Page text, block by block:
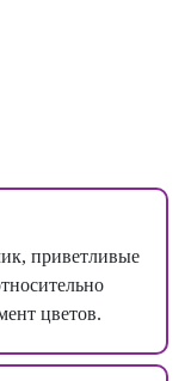
приветливые
цветов.